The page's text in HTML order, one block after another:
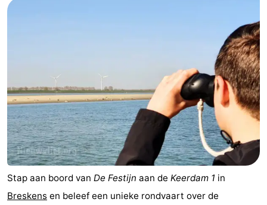
Steden
Sporten
Paardrijden
-
Golfbanen
-
Surfen
Vuurtoren
Eten
en
Haaientanden
Stap aan boord van De Festijn aan de Keerdam 1 in
Breskens en beleef een unieke rondvaart over de